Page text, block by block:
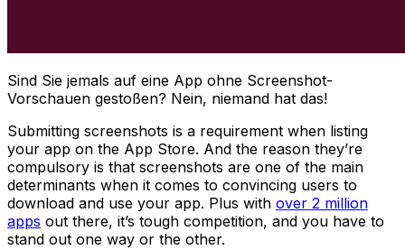
Sind Sie jemals auf eine App ohne Screenshot-
Vorschauen gestoßen? Nein, niemand hat das!
Submitting screenshots is a requirement when listing
your app on the App Store. And the reason they’re
compulsory is that screenshots are one of the main
determinants when it comes to convincing users to
download and use your app. Plus with over 2 million
apps out there, it’s tough competition, and you have to
stand out one way or the other.